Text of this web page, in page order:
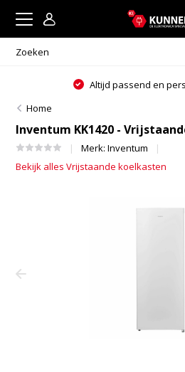
Altijd passend en
Home
Inventum KK1420 -
Merk:Inventum
Bekijk alles Vrijstaande koelkasten